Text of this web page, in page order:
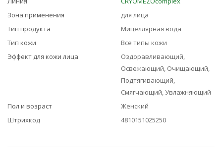
Зона применения
для лица
Тип продукта
Мицеллярная вода
Тип кожи
Все типы кожи
Эффект для кожи лица
Оздоравливающий,
Освежающий, Очищающий,
Подтягивающий,
Смягчающий, Увлажняющий
Пол и возраст
Женский
Штрихкод
4810151025250